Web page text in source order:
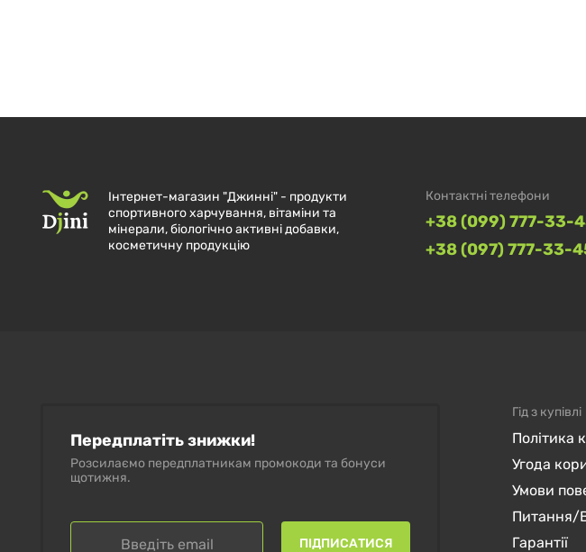
Інтернет-магазин "Джинні" - продукти
спортивного харчування, вітаміни та
мінерали, біологічно активні добавки,
косметичну продукцію
Контактні телефони
+38 (099) 777-33-
+38 (097) 777-33-
Передплатіть знижки!
Розсилаємо передплатникам промокоди та бонуси
щотижня.
ПІДПИСАТИСЯ
Гід з купівлі
Політика
Угода
Умови
Питання/
Гарантії